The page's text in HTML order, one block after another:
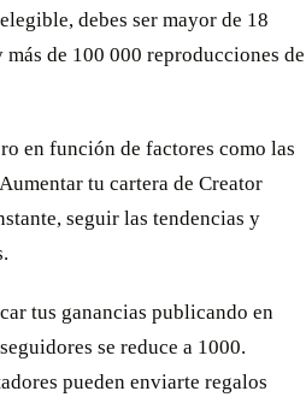
debes ser mayor de 18
de 100 000 reproducciones de
en función de factores como las
tu cartera de Creator
seguir las tendencias y
tus ganancias publicando en
se reduce a 1000.
pueden enviarte regalos